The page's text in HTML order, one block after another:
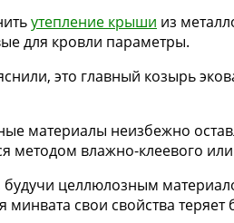
утепление крыши из
для кровли параметры.
это главный козырь
материалы неизбежно
методом влажно-клеевого
будучи целлюлозным
свои свойства теряет